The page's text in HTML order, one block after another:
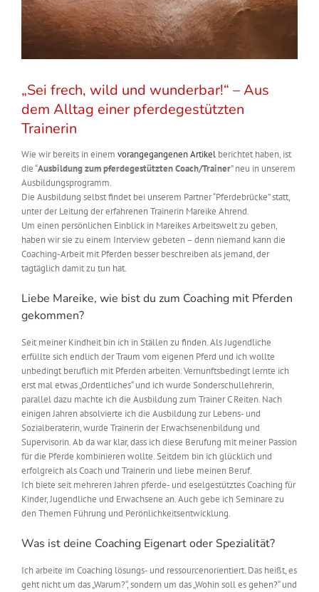
„Sei frech, wild und wunderbar!“ – Aus
dem Alltag einer pferdegestützten
Trainerin
Wie wir bereits in einem vorangegangenen Artikel berichtet haben, ist
die “Ausbildung zum pferdegestützten Coach/Trainer” neu in unserem
Ausbildungsprogramm.
Die Ausbildung selbst findet bei unserem Partner “Pferdebrücke” statt,
unter der Leitung der erfahrenen Trainerin Mareike Ahrend.
Um einen persönlichen Einblick in Mareikes Arbeitswelt zu geben,
haben wir sie zu einem Interview gebeten – denn niemand kann die
Coaching-Arbeit mit Pferden besser beschreiben als jemand, der
tagtäglich damit zu tun hat.
Liebe Mareike, wie bist du zum Coaching mit Pferden
gekommen?
Seit meiner Kindheit bin ich in Ställen zu finden. Als Jugendliche
erfüllte sich endlich der Traum vom eigenen Pferd und ich wollte
unbedingt beruflich mit Pferden arbeiten. Vernunftsbedingt lernte ich
erst mal etwas „Ordentliches“ und ich wurde Sonderschullehrerin,
parallel dazu machte ich die Ausbildung zum Trainer C Reiten. Nach
einigen Jahren absolvierte ich die Ausbildung zur Lebens- und
Sozialberaterin, wurde Trainerin der Erwachsenenbildung und
Supervisorin. Ab da war klar, dass ich diese Berufung mit meiner Passion
für die Pferde kombinieren wollte. Seitdem bin ich glücklich und
erfolgreich als Coach und Trainerin und liebe meinen Beruf.
Ich biete seit mehreren Jahren pferde- und eselgestütztes Coaching für
Kinder, Jugendliche und Erwachsene an. Auch gebe ich Seminare zu
den Themen Führung und Perönlichkeitsentwicklung.
Was ist deine Coaching Eigenart oder Spezialität?
Ich arbeite im Coaching lösungs- und ressourcenorientiert. Das heißt, es
geht nicht um das „Warum?“, sondern um das „Wohin soll es gehen?“ und